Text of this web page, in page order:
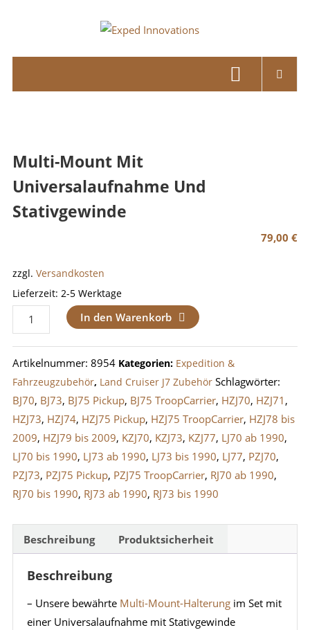
Exped
Adventure
Multi-Mount Mit
Universalaufnahme Und
Stativgewinde
79,00€
zzgl. Versandkosten
Lieferzeit: 2-5 Werktage
Multi-
Mount
mit
Universalaufnahme
und
Stativgewinde
Menge
In den Warenkorb
Artikelnummer: 8954 Kategorien: Expedition &
Fahrzeugzubehör, Land Cruiser J7 Zubehör Schlagwörter:
BJ70, BJ73, BJ75 Pickup, BJ75 TroopCarrier, HZJ70, HZJ71 ,
HZJ73, HZJ74, HZJ75 Pickup, HZJ75 TroopCarrier, HZJ78 bis
2009, HZJ79 bis 2009, KZJ70, KZJ73, KZJ77, LJ70 ab 1990,
LJ70 bis 1990, LJ73 ab 1990, LJ73 bis 1990, LJ77, PZJ70,
PZJ73, PZJ75 Pickup, PZJ75 TroopCarrier, RJ70 ab 1990,
RJ70 bis 1990, RJ73 ab 1990, RJ73 bis 1990
Beschreibung Produktsicherheit
Beschreibung
– Unsere bewährte Multi-Mount-Halterungim Set mit
einer Universalaufnahme mit Stativgewinde